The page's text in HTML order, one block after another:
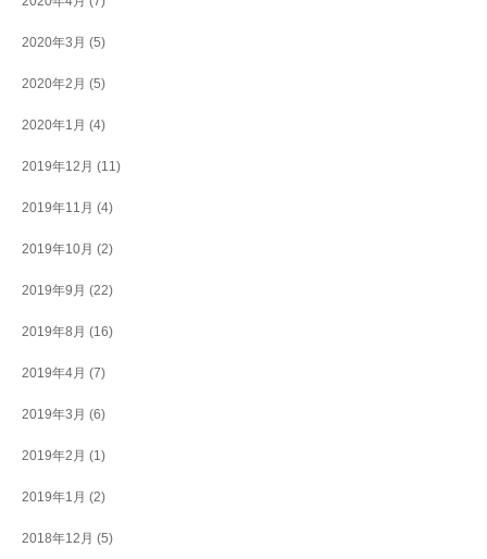
2020年3月 (5)
2020年2月 (5)
2020年1月 (4)
2019年12月 (11)
2019年11月 (4)
2019年10月 (2)
2019年9月 (22)
2019年8月 (16)
2019年4月 (7)
2019年3月 (6)
2019年2月 (1)
2019年1月 (2)
2018年12月 (5)